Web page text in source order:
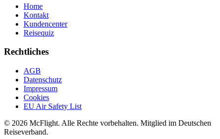
Home
Kontakt
Kundencenter
Reisequiz
Rechtliches
AGB
Datenschutz
Impressum
Cookies
EU Air Safety List
© 2026 McFlight. Alle Rechte vorbehalten. Mitglied im Deutschen
Reiseverband.